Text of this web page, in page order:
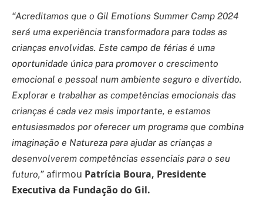
“Acreditamos que o Gil Emotions Summer Camp 2024
será uma experiência transformadora para todas as
crianças envolvidas. Este campo de férias é uma
oportunidade única para promover o crescimento
emocional e pessoal num ambiente seguro e divertido.
Explorar e trabalhar as competências emocionais das
crianças é cada vez mais importante, e estamos
entusiasmados por oferecer um programa que combina
imaginação e Natureza para ajudar as crianças a
desenvolverem competências essenciais para o seu
futuro,” afirmou Patrícia Boura, Presidente
Executiva da Fundação do Gil.